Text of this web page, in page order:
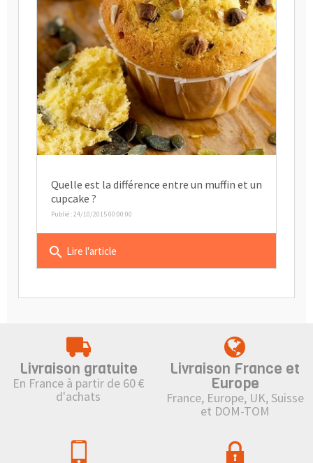
Quelle est la différence entre un muffin et un
cupcake ?
Publié : 24/10/2015 00:00:00
search Lire l'article
Livraison gratuite
En France à partir de 60 €
d'achats
Livraison France et
Europe
France, Europe, UK, Suisse
et DOM-TOM